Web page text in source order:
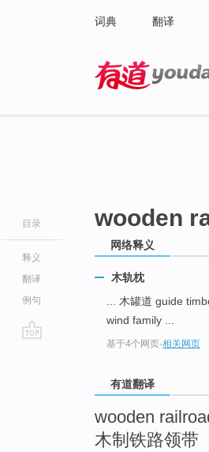
词典 翻译
目录
释义
翻译
例句
wooden
网络释义
木轨枕
... 木罐道 guide
wind family ...
基于4个网页-相关网页
有道翻译
wooden
木制铁路领带